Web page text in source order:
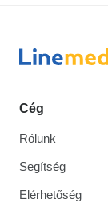
Cég
Rólunk
Segítség
Elérhetőség